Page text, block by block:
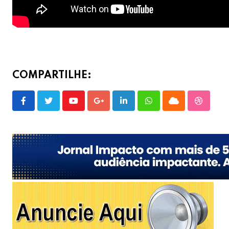
COMPARTILHE:
YoutubeGoogle+LinkedInWhatsappCloud